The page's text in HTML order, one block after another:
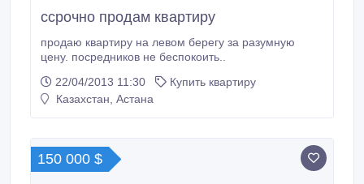
ссрочно продам квартиру
продаю квартиру на левом берегу за разумную
цену. посредников не беспокоить..
22/04/2013 11:30
Купить квартиру
Казахстан, Астана
150 000 $